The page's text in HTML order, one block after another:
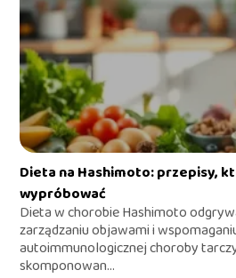
Dieta na Hashimoto: przepisy,
wypróbować
Dieta w chorobie Hashimoto
zarządzaniu objawami i
autoimmunologicznej choroby
skomponowan...